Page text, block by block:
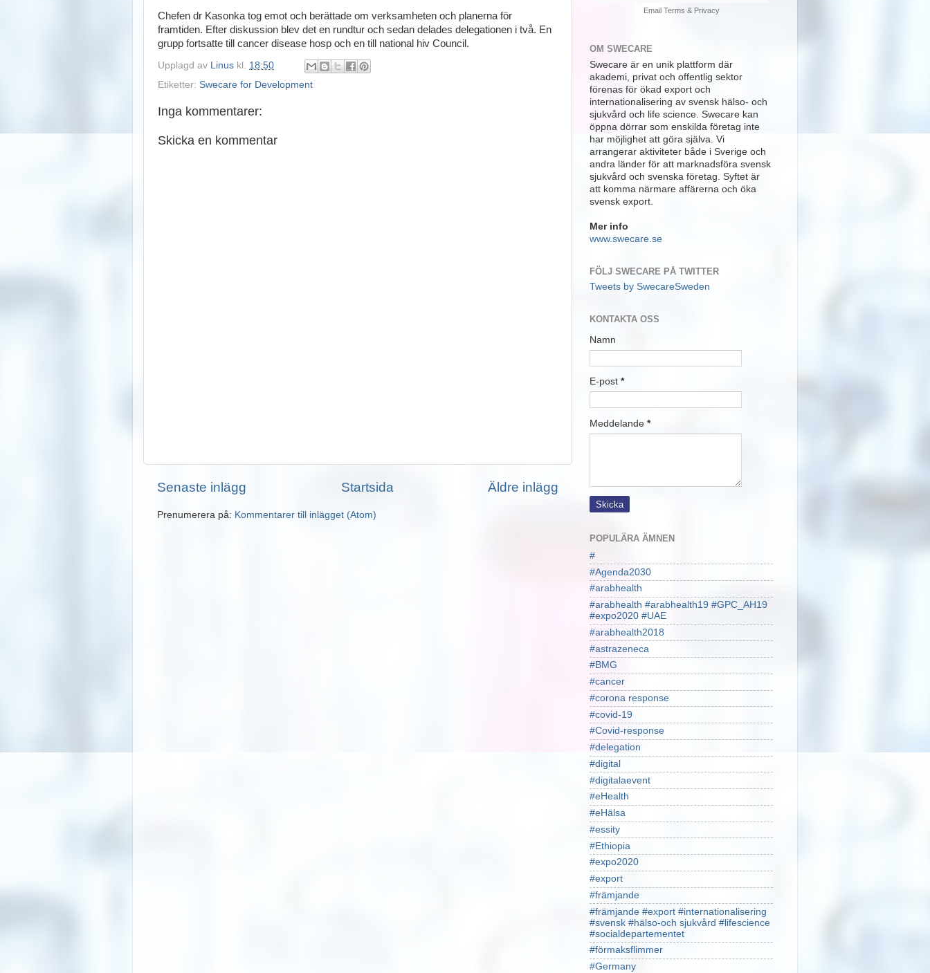
Chefen dr Kasonka tog emot och berättade om verksamheten och planerna för
framtiden. Efter diskussion blev det en rundtur och sedan delades delegationen i två. En
grupp fortsatte till cancer disease hosp och en till national hiv Council.
Upplagd av Linus kl. 18:50
Etiketter: Swecare for Development
Inga kommentarer:
Skicka en kommentar
Senaste inlägg Äldre inlägg
Startsida
Prenumerera på: Kommentarer till inlägget (Atom)
Email Terms & Privacy
OM SWECARE
Swecare är en unik plattform där
akademi, privat och offentlig sektor
förenas för ökad export och
internationalisering av svensk hälso- och
sjukvård och life science. Swecare kan
öppna dörrar som enskilda företag inte
har möjlighet att göra själva. Vi
arrangerar aktiviteter både i Sverige och
andra länder för att marknadsföra svensk
sjukvård och svenska företag. Syftet är
att komma närmare affärerna och öka
svensk export.
Mer info
www.swecare.se
FÖLJ SWECARE PÅ TWITTER
Tweets by SwecareSweden
KONTAKTA OSS
Namn
E-post *
Meddelande *
POPULÄRA ÄMNEN
#
#Agenda2030
#arabhealth
#arabhealth #arabhealth19 #GPC_AH19
#expo2020 #UAE
#arabhealth2018
#astrazeneca
#BMG
#cancer
#corona response
#covid-19
#Covid-response
#delegation
#digital
#digitalaevent
#eHealth
#eHälsa
#essity
#Ethiopia
#expo2020
#export
#främjande
#främjande #export #internationalisering
#svensk #hälso-och sjukvård #lifescience
#socialdepartementet
#förmaksflimmer
#Germany